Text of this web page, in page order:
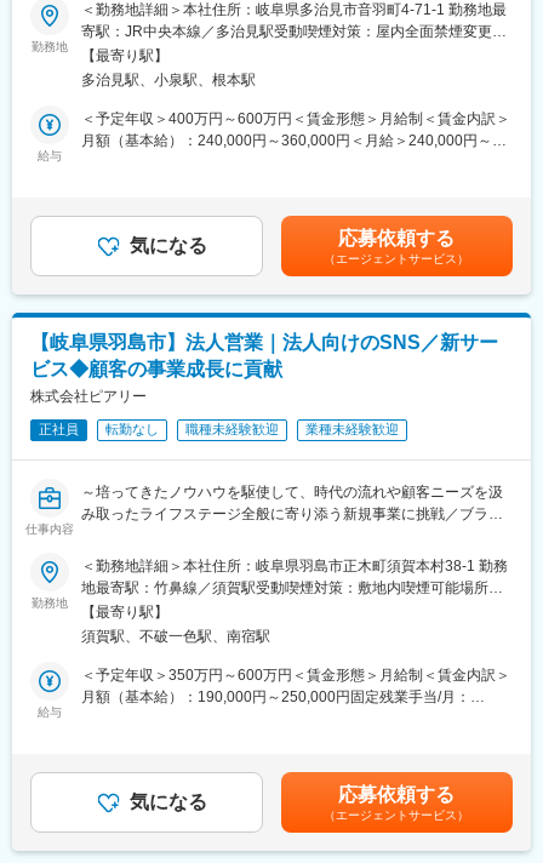
■組織構成：
岐阜本社には60名が在籍しています。活躍しているほとんどのメ
ンバーが未経験スタートですので、安心して働ける職場です。
■当社について：
◇大学、官公庁を主な取引先に、印刷物作成、イベント支援、
◇新たなことにどんどん挑戦できる社風が魅力です。やりたいこ
とには思い切って手を上げることのできる環境です。
◇「創業100年売上100億円企業」を目指し社員の働き甲斐を大切
変更の範囲：会社の定める業務
■業務内容
当社サービスエリア内にて、テレビ・インターネット・固定/携帯
電話サービスの個人向け営業をお任せいたします 。サービスに関
心を持っていただいているお客様や提携先からのご紹介が中心で
す。
し、訪問・ご提案を行います。すでに関心を持つお客様が多く、
提案しやすい環境です。
案できるため、成約につながりやすいのが特徴です。
（3）当社ショップ来店者への各種手続き対応。
（4）販促企画・イベント運営
ショッピングモールなどでのイベントを企画・運営し、直接お客
様にサービスをご案内します。
≪営業エリア≫
多治見市、土岐市、瑞浪市
■働きやすさ
◎コアタイムなしのフレックス制＆1時間単位の有給取得で、家庭
や通院にも柔軟に対応可能
◎育児勤務制度あり（6h・7h勤務を選択可／子どもが中学1年ま
で利用可）
■組織構成
個人向け営業：12名（男女比４:６／20代30代も多数活躍中！）
しっかりフォロー。メンター制度があり、業務に慣れるまで安心
して取り組めます。
■明確な評価制度あり！
勤務地
＜勤務地詳細＞本社住所：岐阜県多治見市音羽町4-71-1 勤務地最
寄駅：JR中央本線／多治見駅受動喫煙対策：屋内全面禁煙変更の
範囲：会社の定める事業所
【最寄り駅】
多治見駅、小泉駅、根本駅
給与
＜予定年収＞400万円～600万円＜賃金形態＞月給制＜賃金内訳＞
月額（基本給）：240,000円～360,000円＜月給＞240,000円～
能性があります。月給(月額)は固定手当を含めた表記です。
気になる 応募依頼する
（エージェントサービス）
【岐阜県羽島市】法人営業｜法人向けのSNS／新サー
ビス◆顧客の事業成長に貢献
株式会社ピアリー
正社員 転勤なし 職種未経験歓迎 業種未経験歓迎
仕事内容
～培ってきたノウハウを駆使して、時代の流れや顧客ニーズを汲
み取ったライフステージ全般に寄り添う新規事業に挑戦／ブライ
■業務内容：
当社が提供する、法人向けのSNS／新サービスの営業をお任せし
ます。
企業の集客・エンゲージメント向上を、当社独自のノウハウで支
援するサービスです。
企業にご活用いただくことで、ギフトという「物」を届けるだけ
でなく、人と人の「絆」を深め、定着率向上、離職率の低下、生
勤務地
＜勤務地詳細＞本社住所：岐阜県羽島市正木町須賀本村38-1 勤務
地最寄駅：竹鼻線／須賀駅受動喫煙対策：敷地内喫煙可能場所あ
り【最寄り駅】
須賀駅、不破一色駅、南宿駅
給与
＜予定年収＞350万円～600万円＜賃金形態＞月給制＜賃金内訳＞
月額（基本給）：190,000円～250,000円固定残業手当/月：
前職給与も考慮します。能力や経験に応じて加給優遇します。■昇
給：年1回（1月）■賞与：年2回（6、12月）※2～3.5ヶ月分賃金は
あくまでも目安の金額であり、選考を通じて上下する可能性があ
ります。月給(月額)は固定手当を含めた表記です。
気になる 応募依頼する
（エージェントサービス）